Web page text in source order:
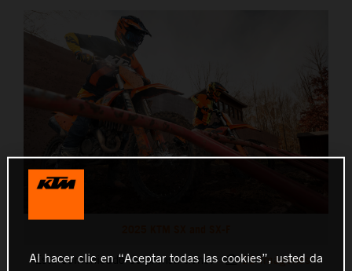
Este comunicado de prensa tiene: 11 Imágenes
Al hacer clic en “Aceptar todas las cookies”, usted da